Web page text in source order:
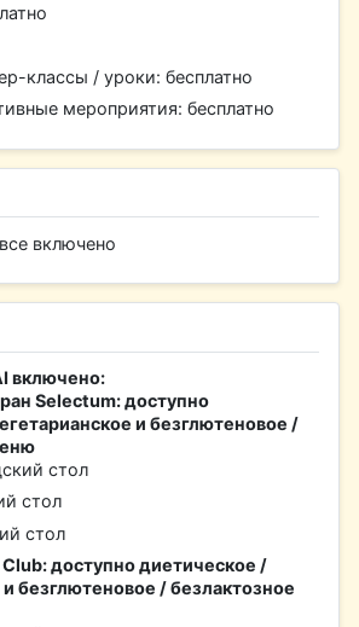
классы / уроки: бесплатно
мероприятия: бесплатно
включено
включено:
Selectum: доступно
и безглютеновое /
стол
стол
стол
доступно диетическое /
безглютеновое / безлактозное